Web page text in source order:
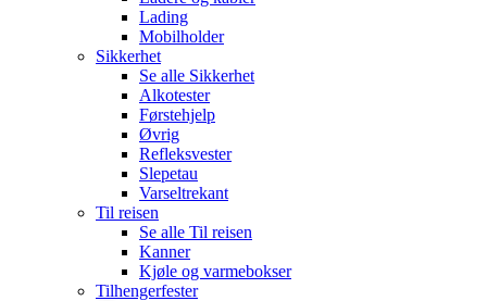
Lading
Mobilholder
Sikkerhet
Se alle Sikkerhet
Alkotester
Førstehjelp
Øvrig
Refleksvester
Slepetau
Varseltrekant
Til reisen
Se alle Til reisen
Kanner
Kjøle og varmebokser
Tilhengerfester